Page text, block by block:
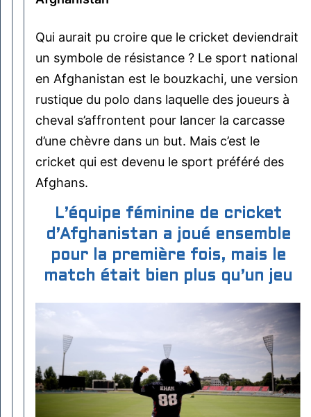
Qui aurait pu croire que le cricket deviendrait
un symbole de résistance ? Le sport national
en Afghanistan est le bouzkachi, une version
rustique du polo dans laquelle des joueurs à
cheval s’affrontent pour lancer la carcasse
d’une chèvre dans un but. Mais c’est le
cricket qui est devenu le sport préféré des
Afghans.
L’équipe féminine de cricket
d’Afghanistan a joué ensemble
pour la première fois, mais le
match était bien plus qu’un jeu